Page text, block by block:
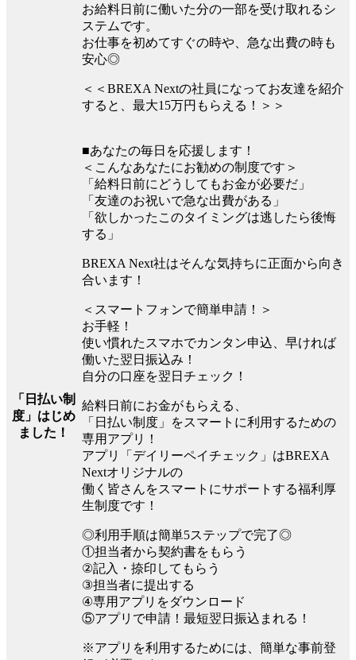
お給料日前に働いた分の一部を受け取れるシ
ステムです。
お仕事を初めてすぐの時や、急な出費の時も
安心◎
＜＜BREXA Nextの社員になってお友達を紹介
すると、最大15万円もらえる！＞＞
「日払い制
度」はじめ
ました！
■あなたの毎日を応援します！
＜こんなあなたにお勧めの制度です＞
「給料日前にどうしてもお金が必要だ」
「友達のお祝いで急な出費がある」
「欲しかったこのタイミングは逃したら後悔
する」
BREXA Next社はそんな気持ちに正面から向き
合います！
＜スマートフォンで簡単申請！＞
お手軽！
使い慣れたスマホでカンタン申込、早ければ
働いた翌日振込み！
自分の口座を翌日チェック！
給料日前にお金がもらえる、
「日払い制度」をスマートに利用するための
専用アプリ！
アプリ「デイリーペイチェック」はBREXA
Nextオリジナルの
働く皆さんをスマートにサポートする福利厚
生制度です！
◎利用手順は簡単5ステップで完了◎
①担当者から契約書をもらう
②記入・捺印してもらう
③担当者に提出する
④専用アプリをダウンロード
⑤アプリで申請！最短翌日振込まれる！
※アプリを利用するためには、簡単な事前登